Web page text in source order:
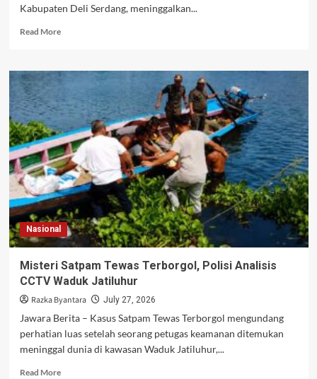
Kabupaten Deli Serdang, meninggalkan...
Read MoreRead
Teror
Bom
Hantui
Rumah
Orangtua,
Diduga
Berawal
dari
Utang
Anak
Rp
200
Juta
Nasional
Misteri Satpam Tewas Terborgol, Polisi Analisis
CCTV Waduk Jatiluhur
Razka Byantara July 27, 2026
Jawara Berita – Kasus Satpam Tewas Terborgol mengundang
perhatian luas setelah seorang petugas keamanan ditemukan
meninggal dunia di kawasan Waduk Jatiluhur,...
Read MoreRead